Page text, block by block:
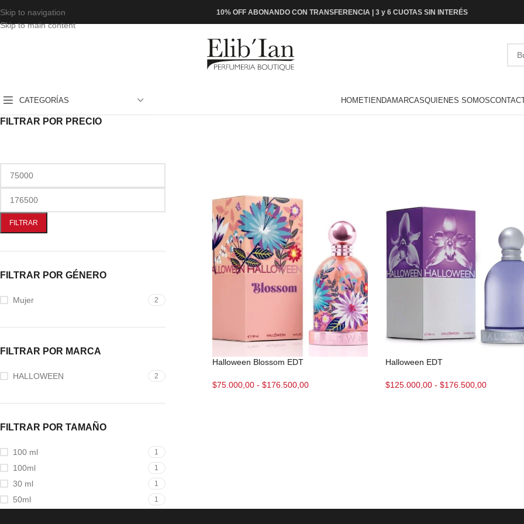
Skip to navigation
Skip to main content
10% OFF ABONANDO CON TRANSFERENCIA | 3 y 6 CUOTAS SIN INTERÉS
CATEGORÍAS HOMETIENDAMARCASQUIENES SOMOS
FILTRAR POR PRECIO
FILTRAR
FILTRAR POR GÉNERO
Mujer 2
FILTRAR POR MARCA
HALLOWEEN 2
FILTRAR POR TAMAÑO
100 ml 1
100ml 1
30 ml 1
50ml 1
Halloween Blossom EDT
$75.000,00 - $176.500,00
Halloween EDT
$125.000,00 - $176.500,00